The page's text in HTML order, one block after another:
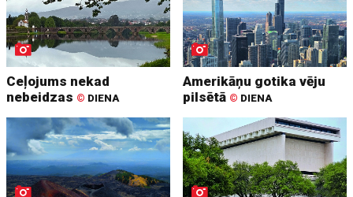
Ceļojums nekad
nebeidzas © DIENA
Amerikāņu gotika vēju
pilsētā © DIENA